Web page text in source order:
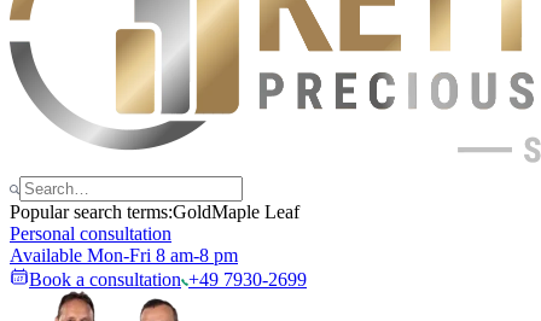
Popular search terms:GoldMaple Leaf
Personal consultation
Available Mon-Fri 8 am-8 pm
Book a consultation +49 7930-2699